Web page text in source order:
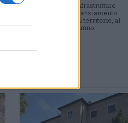
Il Ministero delle Infrastrutture
assegna un maxi finanziamento
per la rete idrica del territorio, al
via il cantiere in autunno.